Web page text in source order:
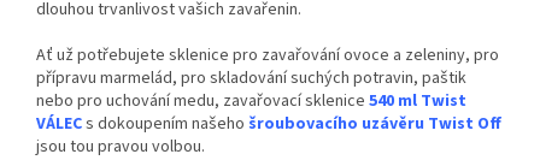
dlouhou trvanlivost vašich zavařenin.
Ať už potřebujete sklenice pro zavařování ovoce a zeleniny, pro
přípravu marmelád, pro skladování suchých potravin, paštik
nebo pro uchování medu, zavařovací sklenice 540 ml Twist
VÁLECs dokoupením našeho šroubovacího uzávěru Twist Off
jsou tou pravou volbou.